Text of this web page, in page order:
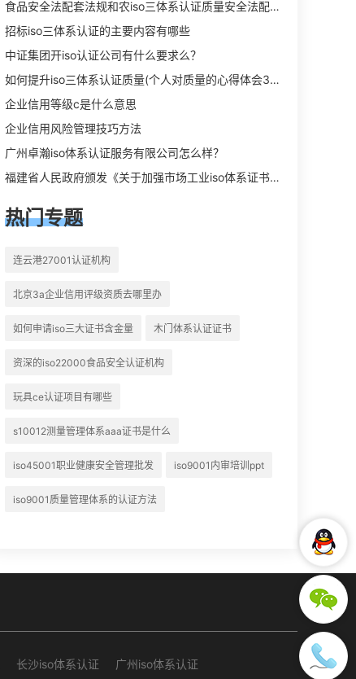
食品安全法配套法规和农iso三体系认证质量安全法配套法规分别是什么？
招标iso三体系认证的主要内容有哪些
中证集团开iso认证公司有什么要求么？
如何提升iso三体系认证质量(个人对质量的心得体会300字)
企业信用等级c是什么意思
企业信用风险管理技巧方法
广州卓瀚iso体系认证服务有限公司怎么样？
福建省人民政府颁发《关于加强市场工业iso体系证书质量监督检验与管理的暂行规定》的通知
热门专题
连云港27001认证机构
北京3a企业信用评级资质去哪里办
如何申请iso三大证书含金量 木门体系认证证书
资深的iso22000食品安全认证机构
玩具ce认证项目有哪些
s10012测量管理体系aaa证书是什么
iso45001职业健康安全管理批发 iso9001内审培训ppt
iso9001质量管理体系的认证方法
长沙iso体系认证 广州iso体系认证